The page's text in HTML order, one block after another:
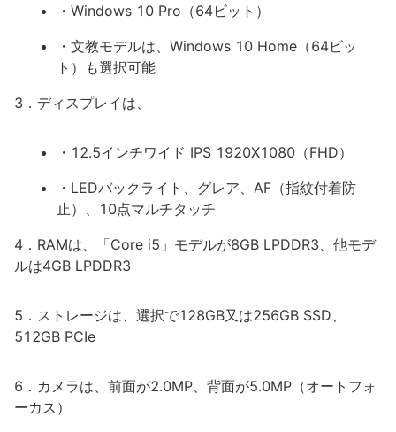
・Windows 10 Pro（64ビット）
・文教モデルは、Windows 10 Home（64ビッ
ト）も選択可能
3．ディスプレイは、
・12.5インチワイド IPS 1920X1080（FHD）
・LEDバックライト、グレア、AF（指紋付着防
止）、10点マルチタッチ
4．RAMは、「Core i5」モデルが8GB LPDDR3、他モデ
ルは4GB LPDDR3
5．ストレージは、選択で128GB又は256GB SSD、
512GB PCIe
6．カメラは、前面が2.0MP、背面が5.0MP（オートフォ
ーカス）